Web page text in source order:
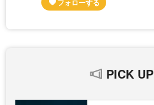
PICK UP